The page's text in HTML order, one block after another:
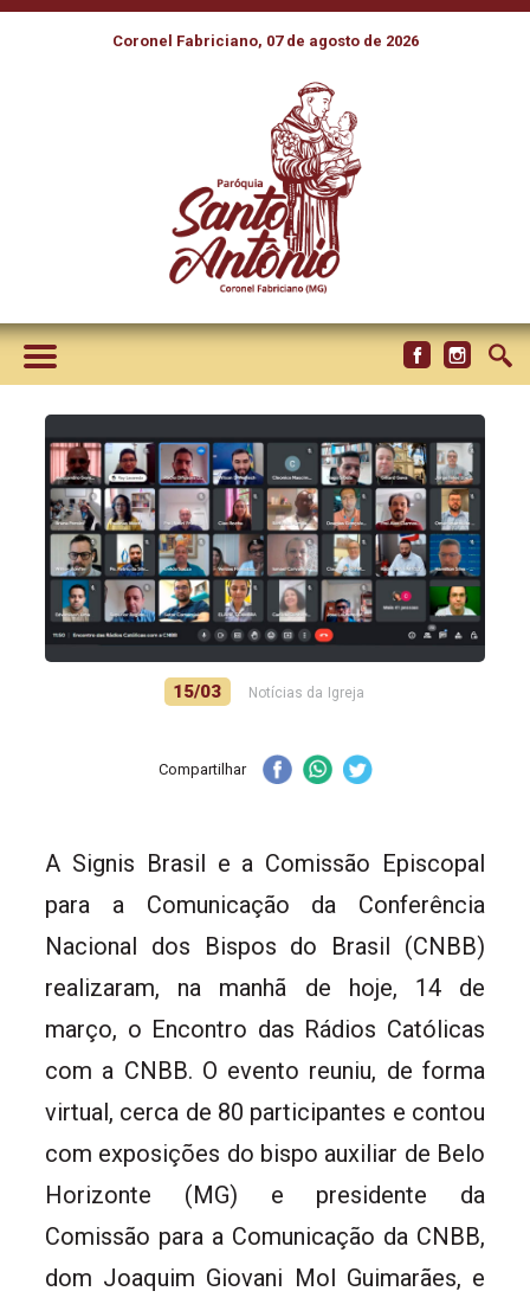
Coronel Fabriciano, 07 de agosto de 2026
SIGNIS BRASIL E COMISSÃO
EPISCOPAL PARA A
COMUNICAÇÃO PROMOVEM
ENCONTRO COM RÁDIOS
CATÓLICAS DO BRASIL
15/03 Notícias da Igreja
Compartilhar
A Signis Brasil e a Comissão Episcopal
para a Comunicação da Conferência
Nacional dos Bispos do Brasil (CNBB)
realizaram, na manhã de hoje, 14 de
março, o Encontro das Rádios Católicas
com a CNBB. O evento reuniu, de forma
virtual, cerca de 80 participantes e contou
com exposições do bispo auxiliar de Belo
Horizonte (MG) e presidente da
Comissão para a Comunicação da CNBB,
dom Joaquim Giovani Mol Guimarães, e